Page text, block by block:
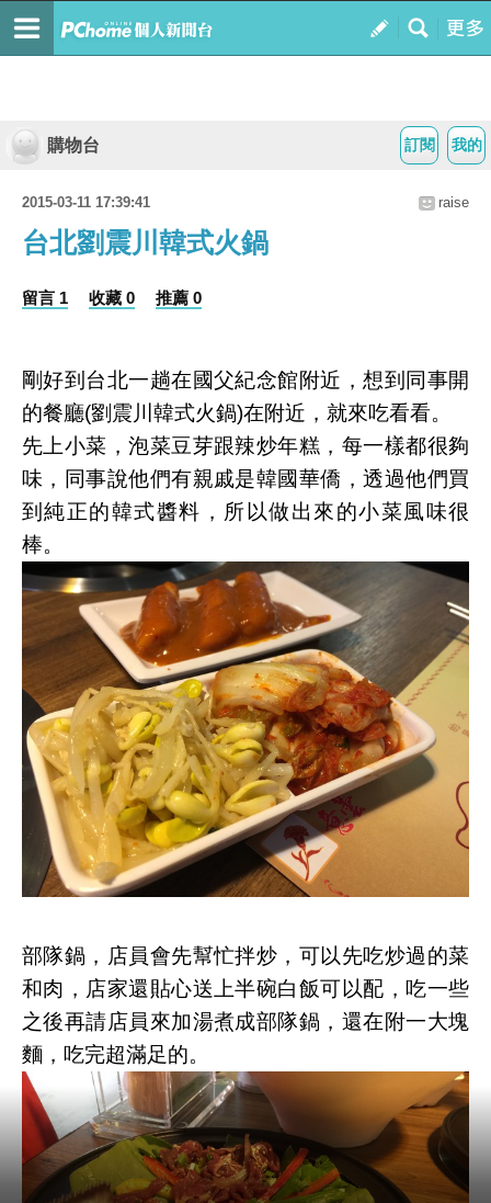
我的
訂閱
購物台
2015-03-11 17:39:41 raise
台北劉震川韓式火鍋
留言 1 收藏 0 推薦 0
剛好到台北一趟在國父紀念館附近，想到同事開
的餐廳(劉震川韓式火鍋)在附近，就來吃看看。
先上小菜，泡菜豆芽跟辣炒年糕，每一樣都很夠
味，同事說他們有親戚是韓國華僑，透過他們買
到純正的韓式醬料，所以做出來的小菜風味很
棒。
部隊鍋，店員會先幫忙拌炒，可以先吃炒過的菜
和肉，店家還貼心送上半碗白飯可以配，吃一些
之後再請店員來加湯煮成部隊鍋，還在附一大塊
麵，吃完超滿足的。